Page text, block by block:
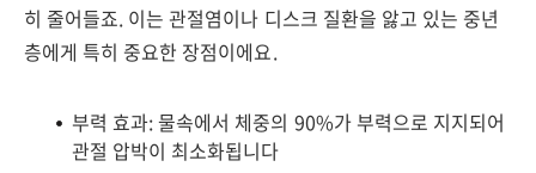
히 줄어들죠. 이는 관절염이나 디스크 질환을 앓고 있는 중년
층에게 특히 중요한 장점이에요.
부력 효과: 물속에서 체중의 90%가 부력으로 지지되어
관절 압박이 최소화됩니다